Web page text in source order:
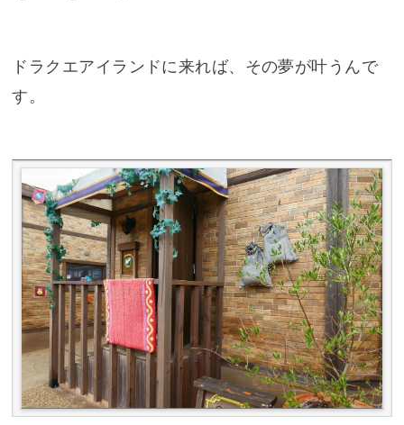
ドラクエアイランドに来れば、その夢が叶うんで
す。